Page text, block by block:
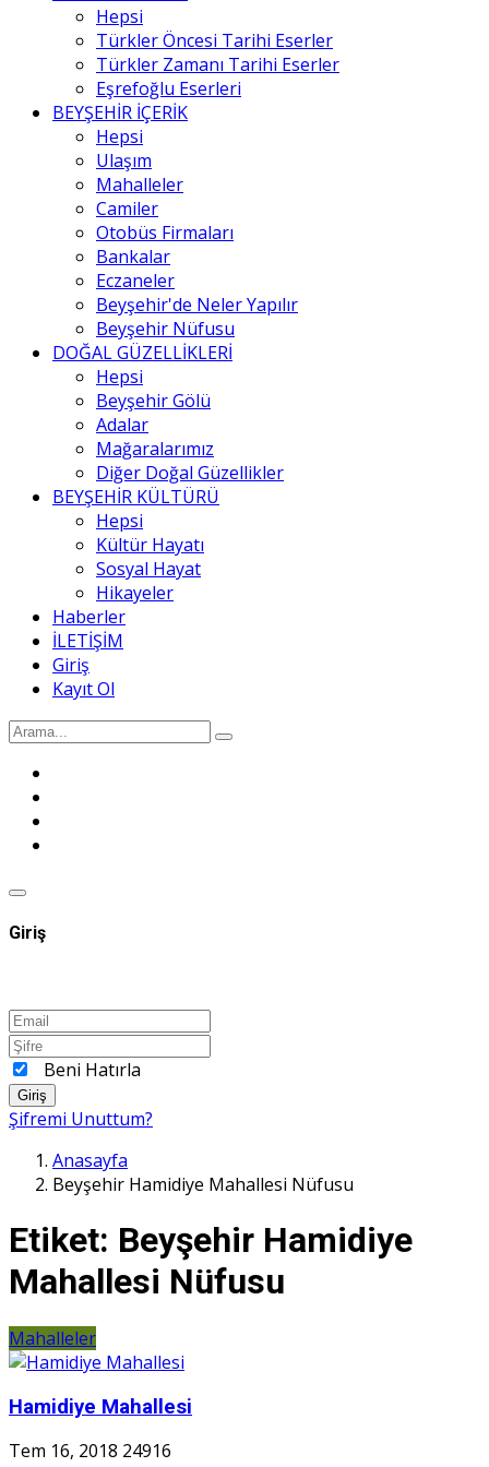
Hepsi
Türkler Öncesi Tarihi Eserler
Türkler Zamanı Tarihi Eserler
Eşrefoğlu Eserleri
BEYŞEHİR İÇERİK
Hepsi
Ulaşım
Mahalleler
Camiler
Otobüs Firmaları
Bankalar
Eczaneler
Beyşehir'de Neler Yapılır
Beyşehir Nüfusu
DOĞAL GÜZELLİKLERİ
Hepsi
Beyşehir Gölü
Adalar
Mağaralarımız
Diğer Doğal Güzellikler
BEYŞEHİR KÜLTÜRÜ
Hepsi
Kültür Hayatı
Sosyal Hayat
Hikayeler
Haberler
İLETİŞİM
Giriş
Kayıt Ol
Giriş
Beni Hatırla
Giriş
Şifremi Unuttum?
Anasayfa
Beyşehir Hamidiye Mahallesi Nüfusu
Etiket: Beyşehir Hamidiye
Mahallesi Nüfusu
Mahalleler
Hamidiye Mahallesi
Tem 16, 2018 24916